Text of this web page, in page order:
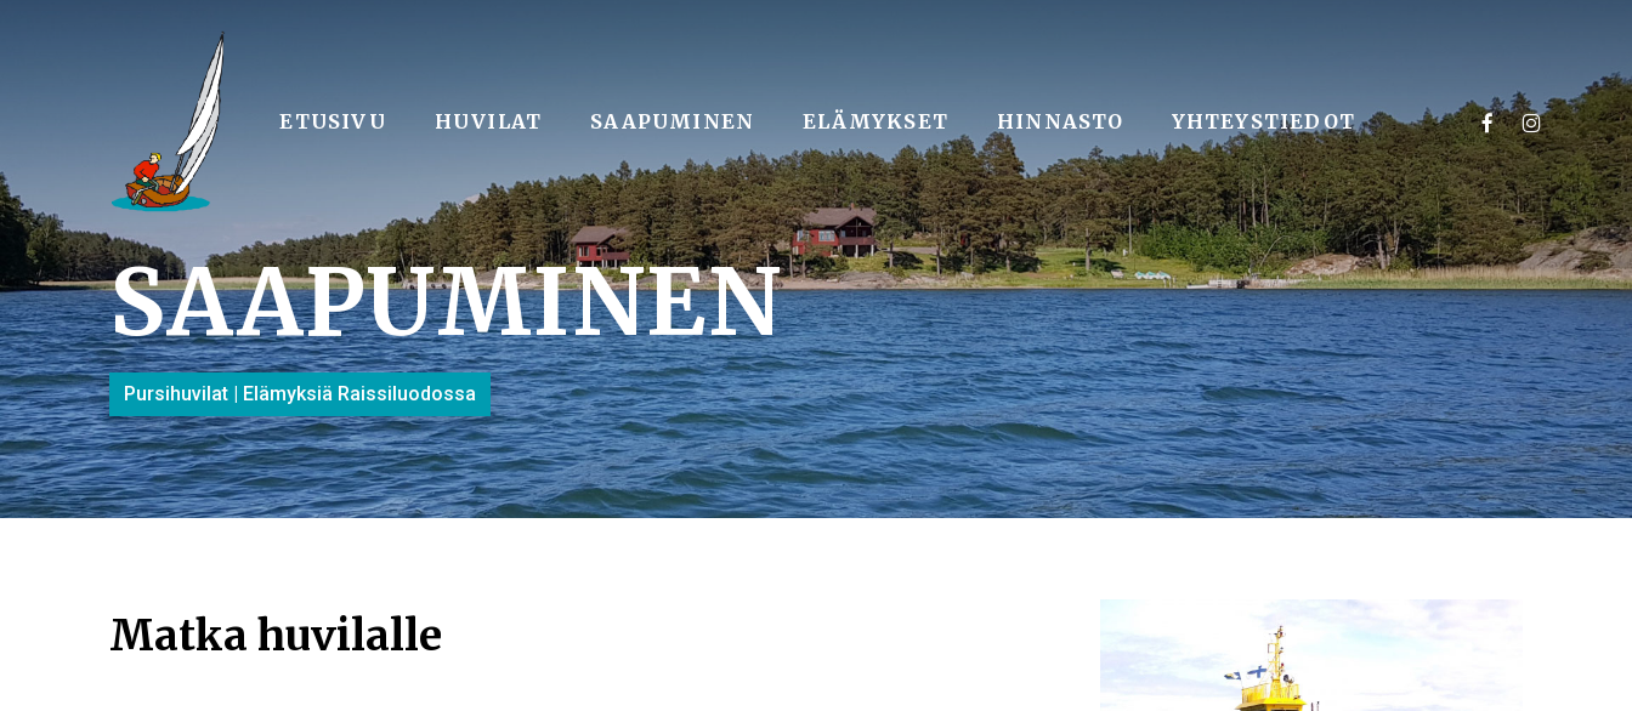
ETUSIVU HUVILAT SAAPUMINEN ELÄMYKSET HINNASTO YHTEYSTIEDOT FACEBOOK
SAAPUMINEN
Pursihuvilat | Elämyksiä Raissiluodossa
Matka huvilalle